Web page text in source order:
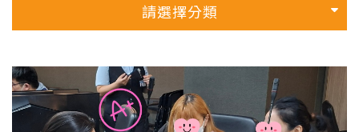
請選擇分類